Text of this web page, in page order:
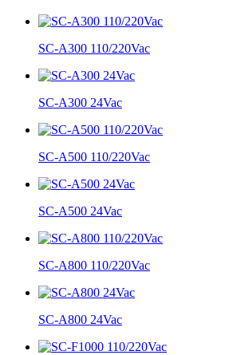
SC-A300 110/220Vac
SC-A300 24Vac
SC-A500 110/220Vac
SC-A500 24Vac
SC-A800 110/220Vac
SC-A800 24Vac